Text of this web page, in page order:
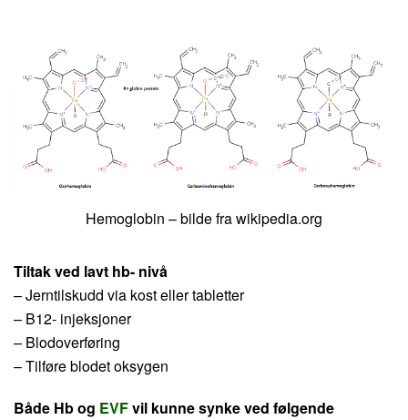
Hemoglobin – bilde fra wikipedia.org
Tiltak ved lavt hb- nivå
– Jerntilskudd via kost eller tabletter
– B12- injeksjoner
– Blodoverføring
– Tilføre blodet oksygen
Både Hb og EVFvil kunne synke ved følgende